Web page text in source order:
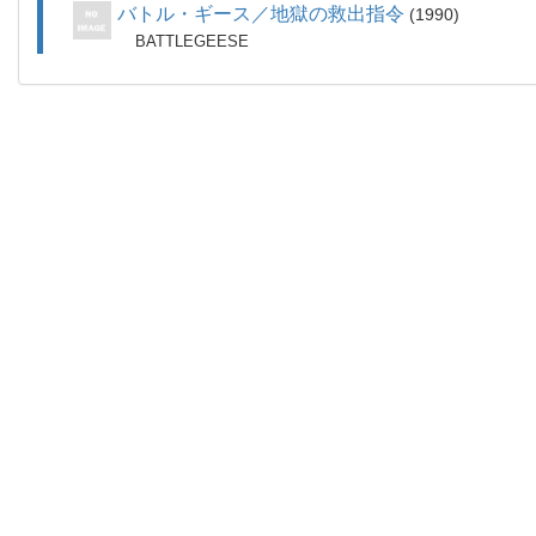
バトル・ギース／地獄の救出指令 1990
BATTLEGEESE